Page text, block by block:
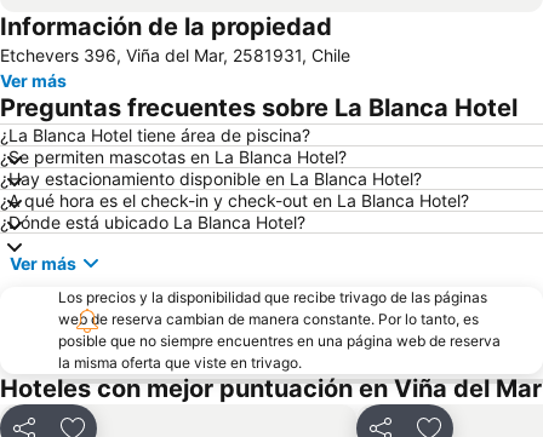
Avenida Libertad
Mall Marina Arauco
Cerro Alegre
Valparaíso Sporting Club
Jardín Botánico
Festival Internacional de la Canción
Parque Reloj de Flores
Universidad Técnica Federico Santa María
Plaza Sotomayor
Playa Acapulco
Teatro Municipal
Playa Cochoa
Miramar
Plaza José Francisco Vergara
Playa el Sol
Puerto de Valparaiso
Club Viña del Mar
Muelle Vergara
Aeropuerto Viña del Mar
Laguna Sausalito
Casa Museo de Pablo Neruda
Las Salinas
Iglesia Santa Teresita
Información de la propiedad
Etchevers 396, Viña del Mar, 2581931, Chile
Ver más
Preguntas frecuentes sobre La Blanca Hotel
¿La Blanca Hotel tiene área de piscina?
¿Se permiten mascotas en La Blanca Hotel?
¿Hay estacionamiento disponible en La Blanca Hotel?
¿A qué hora es el check-in y check-out en La Blanca Hotel?
¿Dónde está ubicado La Blanca Hotel?
Ver más
Los precios y la disponibilidad que recibe trivago de las páginas
web de reserva cambian de manera constante. Por lo tanto, es
posible que no siempre encuentres en una página web de reserva
la misma oferta que viste en trivago.
Hoteles con mejor puntuación en Viña del Mar